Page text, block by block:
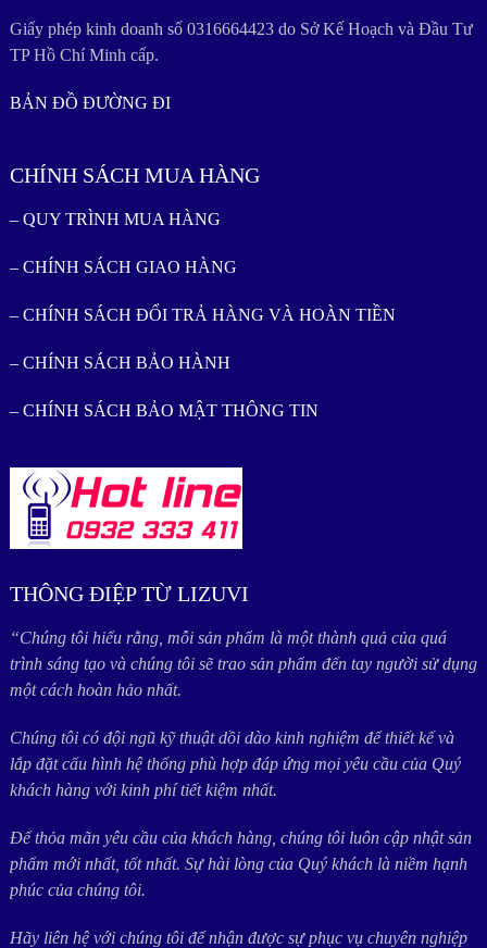
Giấy phép kinh doanh số 0316664423 do Sở Kế Hoạch và Đầu Tư
TP Hồ Chí Minh cấp.
BẢN ĐỒ ĐƯỜNG ĐI
CHÍNH SÁCH MUA HÀNG
– QUY TRÌNH MUA HÀNG
– CHÍNH SÁCH GIAO HÀNG
– CHÍNH SÁCH ĐỔI TRẢ HÀNG VÀ HOÀN TIỀN
– CHÍNH SÁCH BẢO HÀNH
– CHÍNH SÁCH BẢO MẬT THÔNG TIN
THÔNG ĐIỆP TỪ LIZUVI
“Chúng tôi hiểu rằng, mỗi sản phẩm là một thành quả của quá
trình sáng tạo và chúng tôi sẽ trao sản phẩm đến tay người sử dụng
một cách hoàn hảo nhất.
Chúng tôi có đội ngũ kỹ thuật dồi dào kinh nghiệm để thiết kế và
lắp đặt cấu hình hệ thống phù hợp đáp ứng mọi yêu cầu của Quý
khách hàng với kinh phí tiết kiệm nhất.
Để thỏa mãn yêu cầu của khách hàng, chúng tôi luôn cập nhật sản
phẩm mới nhất, tốt nhất. Sự hài lòng của Quý khách là niềm hạnh
phúc của chúng tôi.
Hãy liên hệ với chúng tôi để nhận được sự phục vụ chuyên nghiệp